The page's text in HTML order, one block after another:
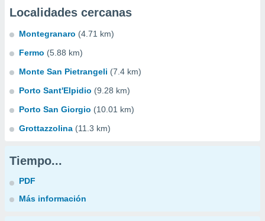
Localidades cercanas
Montegranaro (4.71 km)
Fermo (5.88 km)
Monte San Pietrangeli (7.4 km)
Porto Sant'Elpidio (9.28 km)
Porto San Giorgio (10.01 km)
Grottazzolina (11.3 km)
Tiempo...
PDF
Más información